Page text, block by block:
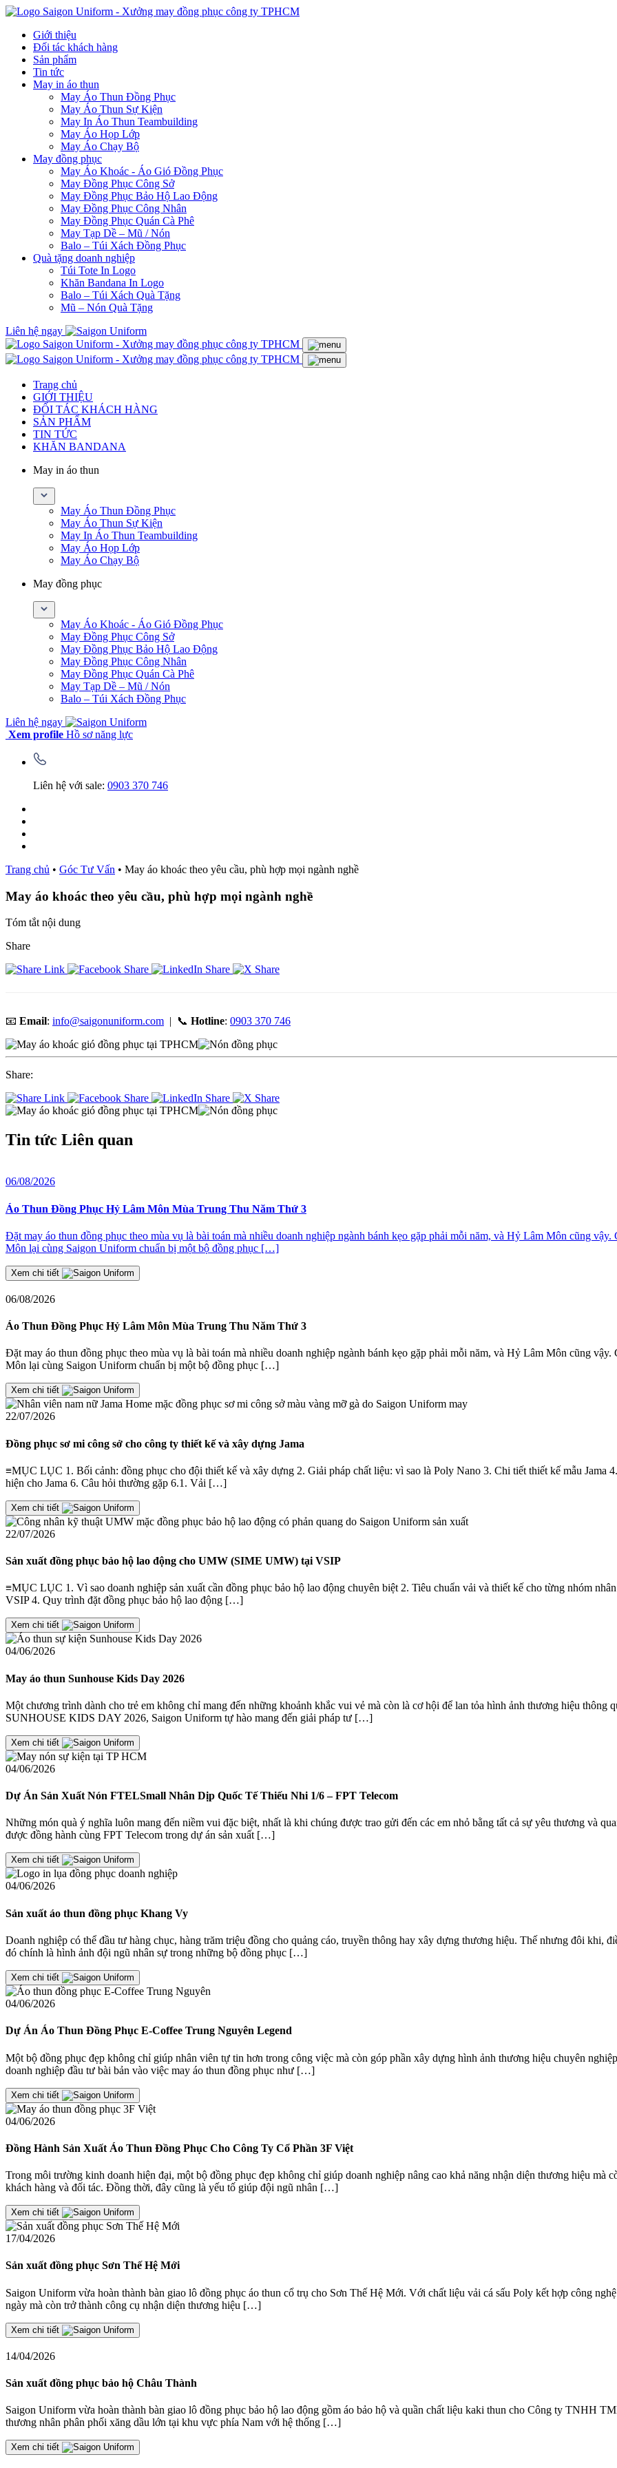
Giới thiệu
Đối tác khách hàng
Sản phẩm
Tin tức
May in áo thun
May Áo Thun Đồng Phục
May Áo Thun Sự Kiện
May In Áo Thun Teambuilding
May Áo Họp Lớp
May Áo Chạy Bộ
May đồng phục
May Áo Khoác - Áo Gió Đồng Phục
May Đồng Phục Công Sở
May Đồng Phục Bảo Hộ Lao Động
May Đồng Phục Công Nhân
May Đồng Phục Quán Cà Phê
May Tạp Dề – Mũ / Nón
Balo – Túi Xách Đồng Phục
Quà tặng doanh nghiệp
Túi Tote In Logo
Khăn Bandana In Logo
Balo – Túi Xách Quà Tặng
Mũ – Nón Quà Tặng
Liên hệ ngay
Trang chủ
GIỚI THIỆU
ĐỐI TÁC KHÁCH HÀNG
SẢN PHẨM
TIN TỨC
KHĂN BANDANA
May in áo thun
May Áo Thun Đồng Phục
May Áo Thun Sự Kiện
May In Áo Thun Teambuilding
May Áo Họp Lớp
May Áo Chạy Bộ
May đồng phục
May Áo Khoác - Áo Gió Đồng Phục
May Đồng Phục Công Sở
May Đồng Phục Bảo Hộ Lao Động
May Đồng Phục Công Nhân
May Đồng Phục Quán Cà Phê
May Tạp Dề – Mũ / Nón
Balo – Túi Xách Đồng Phục
Liên hệ ngay
Xem profile Hồ sơ năng lực
Liên hệ với sale: 0903 370 746
Trang chủ • Góc Tư Vấn • May áo khoác theo yêu cầu, phù hợp mọi ngành nghề
May áo khoác theo yêu cầu, phù hợp mọi ngành nghề
Tóm tắt nội dung
Share
📧 Email: info@saigonuniform.com | 📞 Hotline: 0903 370 746
Share:
Tin tức Liên quan
06/08/2026
Áo Thun Đồng Phục Hỷ Lâm Môn Mùa Trung Thu Năm Thứ 3
Đặt may áo thun đồng phục theo mùa vụ là bài toán mà nhiều doanh nghiệp ngành bánh kẹo gặp phải mỗi năm, và Hỷ Lâm Môn cũng
Môn lại cùng Saigon Uniform chuẩn bị một bộ đồng phục […]
Xem chi tiết
06/08/2026
Áo Thun Đồng Phục Hỷ Lâm Môn Mùa Trung Thu Năm Thứ 3
Đặt may áo thun đồng phục theo mùa vụ là bài toán mà nhiều doanh nghiệp ngành bánh kẹo gặp phải mỗi năm, và Hỷ Lâm Môn cũng
Môn lại cùng Saigon Uniform chuẩn bị một bộ đồng phục […]
Xem chi tiết
22/07/2026
Đồng phục sơ mi công sở cho công ty thiết kế và xây dựng Jama
≡MỤC LỤC 1. Bối cảnh: đồng phục cho đội thiết kế và xây dựng 2. Giải pháp chất liệu: vì sao là Poly Nano 3. Chi tiết thiết kế mẫu
hiện cho Jama 6. Câu hỏi thường gặp 6.1. Vải […]
Xem chi tiết
22/07/2026
Sản xuất đồng phục bảo hộ lao động cho UMW (SIME UMW) tại VSIP
≡MỤC LỤC 1. Vì sao doanh nghiệp sản xuất cần đồng phục bảo hộ lao động chuyên biệt 2. Tiêu chuẩn vải và thiết kế cho từng nhóm
VSIP 4. Quy trình đặt đồng phục bảo hộ lao động […]
Xem chi tiết
04/06/2026
May áo thun Sunhouse Kids Day 2026
Một chương trình dành cho trẻ em không chỉ mang đến những khoảnh khắc vui vẻ mà còn là cơ hội để lan tỏa hình ảnh thương hiệu
SUNHOUSE KIDS DAY 2026, Saigon Uniform tự hào mang đến giải pháp tư […]
Xem chi tiết
04/06/2026
Dự Án Sản Xuất Nón FTELSmall Nhân Dịp Quốc Tế Thiếu Nhi 1/6 – FPT Telecom
Những món quà ý nghĩa luôn mang đến niềm vui đặc biệt, nhất là khi chúng được trao gửi đến các em nhỏ bằng tất cả sự yêu thương và
được đồng hành cùng FPT Telecom trong dự án sản xuất […]
Xem chi tiết
04/06/2026
Sản xuất áo thun đồng phục Khang Vy
Doanh nghiệp có thể đầu tư hàng chục, hàng trăm triệu đồng cho quảng cáo, truyền thông hay xây dựng thương hiệu. Thế nhưng đôi khi,
đó chính là hình ảnh đội ngũ nhân sự trong những bộ đồng phục […]
Xem chi tiết
04/06/2026
Dự Án Áo Thun Đồng Phục E-Coffee Trung Nguyên Legend
Một bộ đồng phục đẹp không chỉ giúp nhân viên tự tin hơn trong công việc mà còn góp phần xây dựng hình ảnh thương hiệu chuyên
doanh nghiệp đầu tư bài bản vào việc may áo thun đồng phục như […]
Xem chi tiết
04/06/2026
Đồng Hành Sản Xuất Áo Thun Đồng Phục Cho Công Ty Cổ Phần 3F Việt
Trong môi trường kinh doanh hiện đại, một bộ đồng phục đẹp không chỉ giúp doanh nghiệp nâng cao khả năng nhận diện thương hiệu mà
khách hàng và đối tác. Đồng thời, đây cũng là yếu tố giúp đội ngũ nhân […]
Xem chi tiết
17/04/2026
Sản xuất đồng phục Sơn Thế Hệ Mới
Saigon Uniform vừa hoàn thành bàn giao lô đồng phục áo thun cổ trụ cho Sơn Thế Hệ Mới. Với chất liệu vải cá sấu Poly kết hợp công
ngày mà còn trở thành công cụ nhận diện thương hiệu […]
Xem chi tiết
14/04/2026
Sản xuất đồng phục bảo hộ Châu Thành
Saigon Uniform vừa hoàn thành bàn giao lô đồng phục bảo hộ lao động gồm áo bảo hộ và quần chất liệu kaki thun cho Công ty TNHH
thương nhân phân phối xăng dầu lớn tại khu vực phía Nam với hệ thống […]
Xem chi tiết